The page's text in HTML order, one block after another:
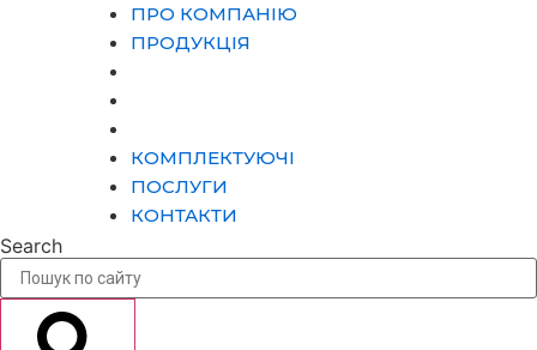
ПРО КОМПАНІЮ
ПРОДУКЦІЯ
КОМПЛЕКТУЮЧІ
ПОСЛУГИ
КОНТАКТИ
Search